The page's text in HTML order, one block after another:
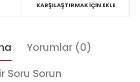
KARŞILAŞTIRMAK İÇIN EKLE
Yorumlar (0)
Soru Sorun